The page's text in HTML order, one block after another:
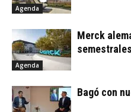
Agenda
Agenda
Merck
semestrales
Bagó con